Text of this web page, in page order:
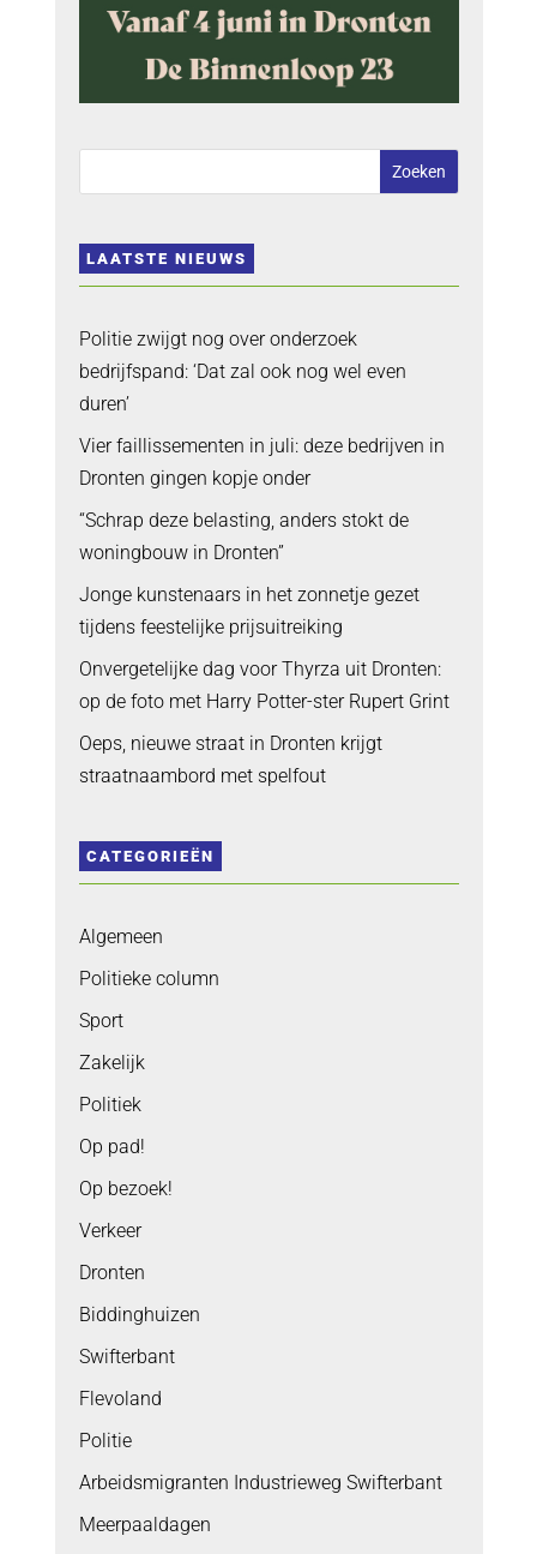
LAATSTE NIEUWS
Politie zwijgt nog over onderzoek
bedrijfspand: ‘Dat zal ook nog wel even
duren’
Vier faillissementen in juli: deze bedrijven in
Dronten gingen kopje onder
“Schrap deze belasting, anders stokt de
woningbouw in Dronten”
Jonge kunstenaars in het zonnetje gezet
tijdens feestelijke prijsuitreiking
Onvergetelijke dag voor Thyrza uit Dronten:
op de foto met Harry Potter-ster Rupert Grint
Oeps, nieuwe straat in Dronten krijgt
straatnaambord met spelfout
CATEGORIEËN
Algemeen
Politieke column
Sport
Zakelijk
Politiek
Op pad!
Op bezoek!
Verkeer
Dronten
Biddinghuizen
Swifterbant
Flevoland
Politie
Arbeidsmigranten Industrieweg Swifterbant
Meerpaaldagen